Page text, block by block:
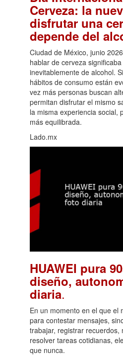
Cerveza: la
disfrutar una
depende del
Ciudad de México, junio
hablar de cerveza
inevitablemente de alcohol.
hábitos de consumo están
vez más personas buscan
permitan disfrutar el mismo
la misma experiencia social,
más equilibrada.
Lado.mx
HUAWEI pura
diseño,
diaria.
En un momento en el que el
para contestar mensajes,
trabajar, registrar recuerdos,
resolver tareas cotidianas,
que nunca.